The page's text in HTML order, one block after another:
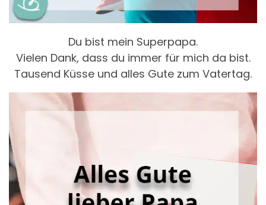
Du bist mein Superpapa.
Vielen Dank, dass du immer für mich da bist.
Tausend Küsse und alles Gute zum Vatertag.